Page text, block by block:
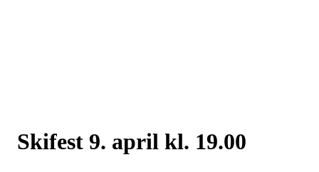
Skifest 9. april kl. 19.00